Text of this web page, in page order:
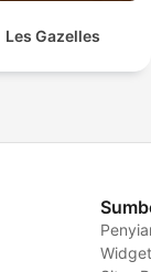
Les Gazelles
Widget